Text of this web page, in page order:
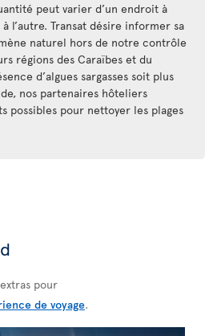
peut varier d’un endroit à
l’autre. Transat désire informer sa
naturel hors de notre contrôle
régions des Caraïbes et du
d’algues sargasses soit plus
nos partenaires hôteliers
possibles pour nettoyer les plages
pour
de voyage.